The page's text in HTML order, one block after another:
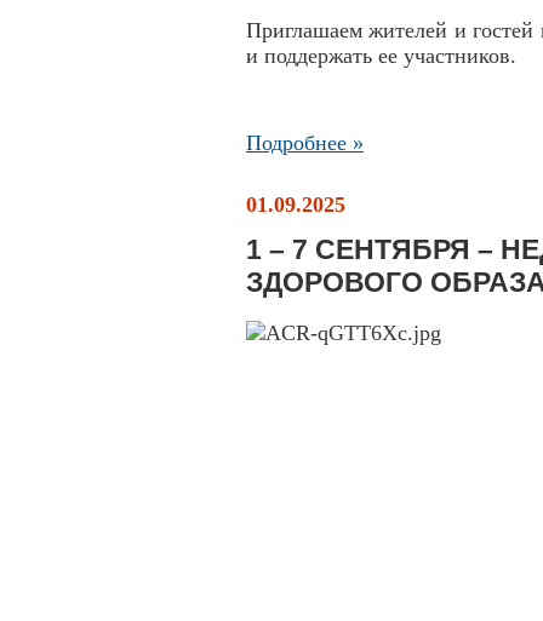
Приглашаем жителей и
и поддержать ее участников.
Подробнее »
01.09.2025
1 – 7 СЕНТЯБРЯ –
ЗДОРОВОГО